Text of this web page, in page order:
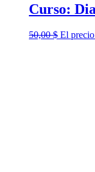
Curso:
50,00$ El